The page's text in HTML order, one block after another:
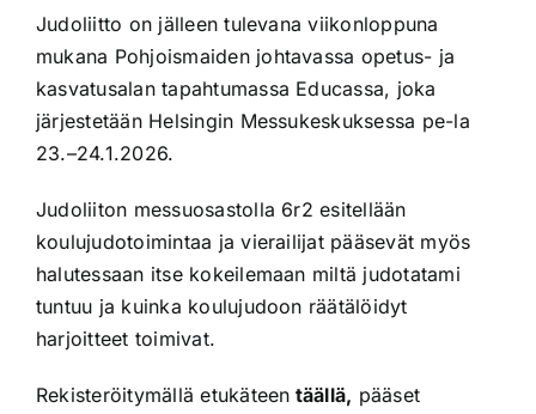
Judoliitto on jälleen tulevana viikonloppuna
mukana Pohjoismaiden johtavassa opetus- ja
kasvatusalan tapahtumassa Educassa, joka
järjestetään Helsingin Messukeskuksessa pe-la
23.–24.1.2026.
Judoliiton messuosastolla 6r2 esitellään
koulujudotoimintaa ja vierailijat pääsevät myös
halutessaan itse kokeilemaan miltä judotatami
tuntuu ja kuinka koulujudoon räätälöidyt
harjoitteet toimivat.
Rekisteröitymällä etukäteen täällä, pääset